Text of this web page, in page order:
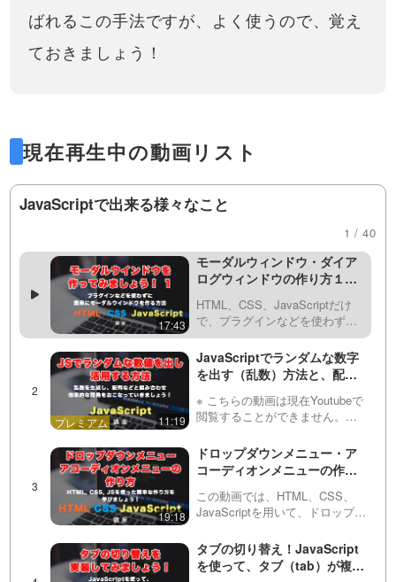
ばれるこの手法ですが、よく使うので、覚え
ておきましょう！
現在再生中の動画リスト
JavaScriptで出来る様々なこと
1 / 40
17:43
モーダルウィンドウ・ダイア
ログウィンドウの作り方１
で作る）
HTML、CSS、JavaScriptだけ
で、プラグインなどを使わずに
簡単にモーダルウインドウ
（modal window）やダイアログ
ボックス（dialog box）やポップ
アップウィンドウ(pop…
11:19
JavaScriptでランダムな数字
を出す（乱数）方法と、配列
（おみくじ）を作る方法！
※ こちらの動画は現在Youtubeで
閲覧することができません。以
（プレミアム会員）することで
閲覧可能です。https://factory-
programming-mv.c…
19:18
ドロップダウンメニュー・ア
コーディオンメニューの作り
でシンプルに作る方法
この動画では、HTML、CSS、
JavaScriptを用いて、ドロップダ
て解説しています。親メニュー
と子供のメニュー(サブメニュー)
を含むドロップダウンメニュー
タブの切り替え！JavaScript
を使って、タブ（tab）が複数